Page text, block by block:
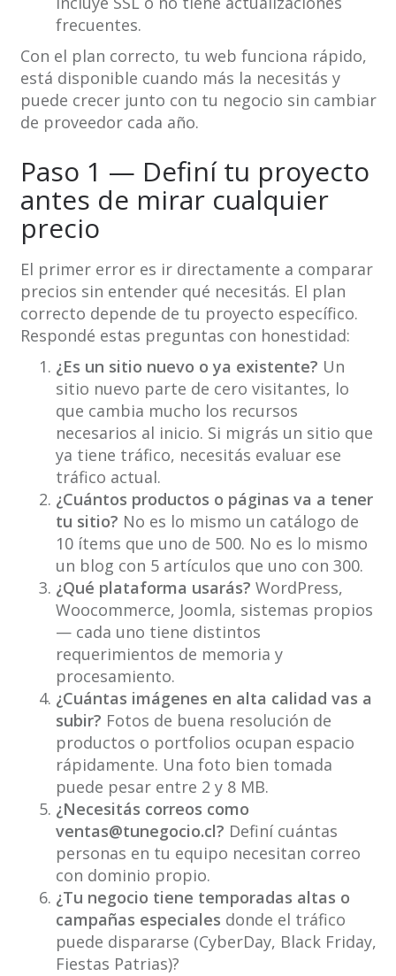
frecuentes.
Con el plan correcto, tu web funciona rápido,
está disponible cuando más la necesitás y
puede crecer junto con tu negocio sin cambiar
de proveedor cada año.
Paso 1 — Definí tu proyecto
antes de mirar cualquier
precio
El primer error es ir directamente a comparar
precios sin entender qué necesitás. El plan
correcto depende de tu proyecto específico.
Respondé estas preguntas con honestidad:
¿Es un sitio nuevo o ya existente? Un
sitio nuevo parte de cero visitantes, lo
que cambia mucho los recursos
necesarios al inicio. Si migrás un sitio que
ya tiene tráfico, necesitás evaluar ese
tráfico actual.
¿Cuántos productos o páginas va a tener
tu sitio? No es lo mismo un catálogo de
10 ítems que uno de 500. No es lo mismo
un blog con 5 artículos que uno con 300.
¿Qué plataforma usarás? WordPress,
Woocommerce, Joomla, sistemas propios
— cada uno tiene distintos
requerimientos de memoria y
procesamiento.
¿Cuántas imágenes en alta calidad vas a
subir? Fotos de buena resolución de
productos o portfolios ocupan espacio
rápidamente. Una foto bien tomada
puede pesar entre 2 y 8 MB.
¿Necesitás correos como
ventas@tunegocio.cl? Definí cuántas
personas en tu equipo necesitan correo
con dominio propio.
¿Tu negocio tiene temporadas altas o
campañas especiales donde el tráfico
puede dispararse (CyberDay, Black Friday,
Fiestas Patrias)?